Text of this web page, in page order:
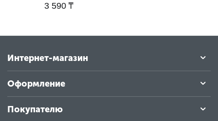
3 590 ₸
Интернет-магазин
Оформление
Покупателю